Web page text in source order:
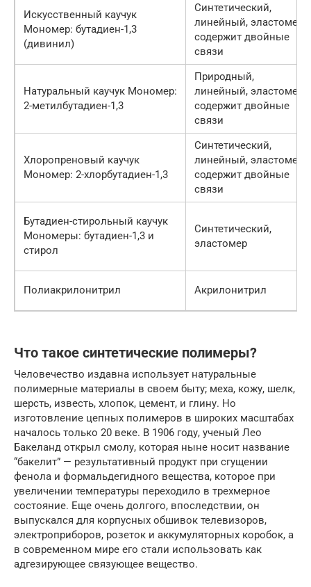
Искусственный каучук
Мономер: бутадиен-1,3
(дивинил)
Синтетический,
линейный, эластомер,
содержит двойные
связи
Натуральный каучук Мономер:
2-метилбутадиен-1,3
Природный,
линейный, эластомер,
содержит двойные
связи
Хлоропреновый каучук
Мономер: 2-хлорбутадиен-1,3
Синтетический,
линейный, эластомер,
содержит двойные
связи
Бутадиен-стирольный каучук
Мономеры: бутадиен-1,3 и
стирол
Синтетический,
эластомер
Полиакрилонитрил Акрилонитрил
Что такое синтетические полимеры?
Человечество издавна использует натуральные
полимерные материалы в своем быту; меха, кожу, шелк,
шерсть, известь, хлопок, цемент, и глину. Но
изготовление цепных полимеров в широких масштабах
началось только 20 веке. В 1906 году, ученый Лео
Бакеланд открыл смолу, которая ныне носит название
“бакелит” — результативный продукт при сгущении
фенола и формальдегидного вещества, которое при
увеличении температуры переходило в трехмерное
состояние. Еще очень долгого, впоследствии, он
выпускался для корпусных обшивок телевизоров,
электроприборов, розеток и аккумуляторных коробок, а
в современном мире его стали использовать как
адгезирующее связующее вещество.